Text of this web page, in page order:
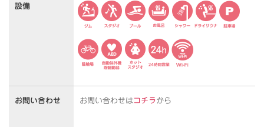
設備
お問い合わせ お問い合わせはコチラから